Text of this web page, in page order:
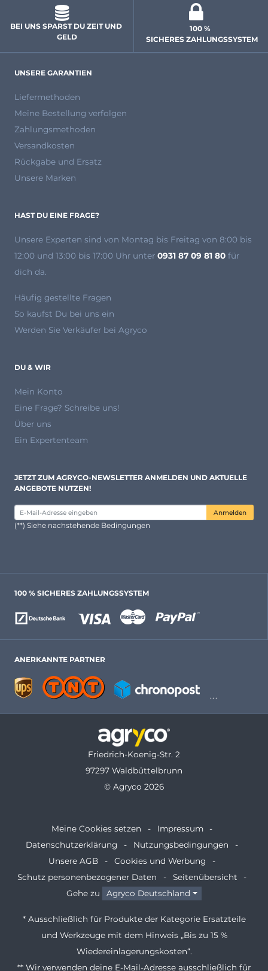
BEI UNS SPARST DU ZEIT UND
GELD
100 %
SICHERES ZAHLUNGSSYSTEM
UNSERE GARANTIEN
Liefermethoden
Meine Bestellung verfolgen
Zahlungsmethoden
Versandkosten
Rückgabe und Ersatz
Unsere Marken
HAST DU EINE FRAGE?
Unsere Experten sind von Montag bis Freitag von 8:00 bis
12:00 und 13:00 bis 17:00 Uhr unter 0931 87 09 81 80 für
dich da.
Häufig gestellte Fragen
So kaufst Du bei uns ein
Werden Sie Verkäufer bei Agryco
DU & WIR
Mein Konto
Eine Frage? Schreibe uns!
Über uns
Ein Expertenteam
JETZT ZUM AGRYCO-NEWSLETTER ANMELDEN UND AKTUELLE
ANGEBOTE NUTZEN!
Anmelden
(**) Siehe nachstehende Bedingungen
100 % SICHERES ZAHLUNGSSYSTEM
ANERKANNTE PARTNER
Friedrich-Koenig-Str. 2
97297 Waldbüttelbrunn
© Agryco 2026
Meine Cookies setzen
Impressum
Datenschutzerklärung
Nutzungsbedingungen
Unsere AGB
Cookies und Werbung
Schutz personenbezogener Daten
Seitenübersicht
Gehe zu
Agryco Deutschland
* Ausschließlich für Produkte der Kategorie Ersatzteile
und Werkzeuge mit dem Hinweis „Bis zu 15 %
Wiedereinlagerungskosten“.
** Wir verwenden deine E-Mail-Adresse ausschließlich für